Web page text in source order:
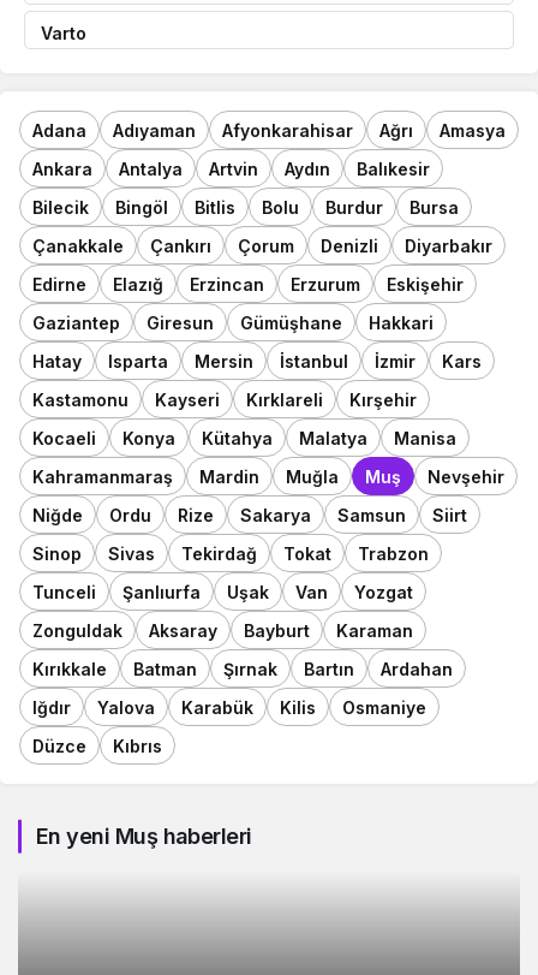
Varto
Adana Adıyaman Afyonkarahisar Ağrı
Amasya
Ankara
Antalya Artvin Aydın
Balıkesir
Bilecik
Bingöl Bitlis Bolu Burdur
Bursa
Çanakkale
Çankırı Çorum Denizli
Diyarbakır
Edirne
Elazığ Erzincan Erzurum
Eskişehir
Gaziantep
Giresun Gümüşhane
Hakkari
Hatay
Isparta Mersin İstanbul İzmir
Kars
Kastamonu
Kayseri Kırklareli
Kırşehir
Kocaeli
Konya Kütahya Malatya
Manisa
Kahramanmaraş
Mardin Muğla Muş
Nevşehir
Niğde
Ordu Rize Sakarya Samsun
Siirt
Sinop
Sivas Tekirdağ Tokat
Trabzon
Tunceli
Şanlıurfa Uşak Van
Yozgat
Zonguldak
Aksaray Bayburt
Karaman
Kırıkkale
Batman Şırnak Bartın
Ardahan
Iğdır
Yalova Karabük Kilis
Osmaniye
Düzce
Kıbrıs
En yeni Muş haberleri